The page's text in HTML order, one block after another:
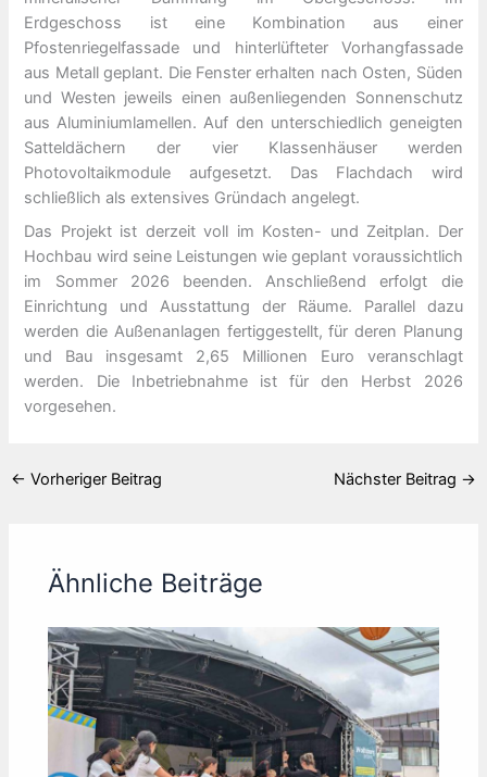
Erdgeschoss ist eine Kombination aus einer
Pfostenriegelfassade und hinterlüfteter Vorhangfassade
aus Metall geplant. Die Fenster erhalten nach Osten, Süden
und Westen jeweils einen außenliegenden Sonnenschutz
aus Aluminiumlamellen. Auf den unterschiedlich geneigten
Satteldächern der vier Klassenhäuser werden
Photovoltaikmodule aufgesetzt. Das Flachdach wird
schließlich als extensives Gründach angelegt.
Das Projekt ist derzeit voll im Kosten- und Zeitplan. Der
Hochbau wird seine Leistungen wie geplant voraussichtlich
im Sommer 2026 beenden. Anschließend erfolgt die
Einrichtung und Ausstattung der Räume. Parallel dazu
werden die Außenanlagen fertiggestellt, für deren Planung
und Bau insgesamt 2,65 Millionen Euro veranschlagt
werden. Die Inbetriebnahme ist für den Herbst 2026
vorgesehen.
← Vorheriger Beitrag Nächster Beitrag →
Ähnliche Beiträge